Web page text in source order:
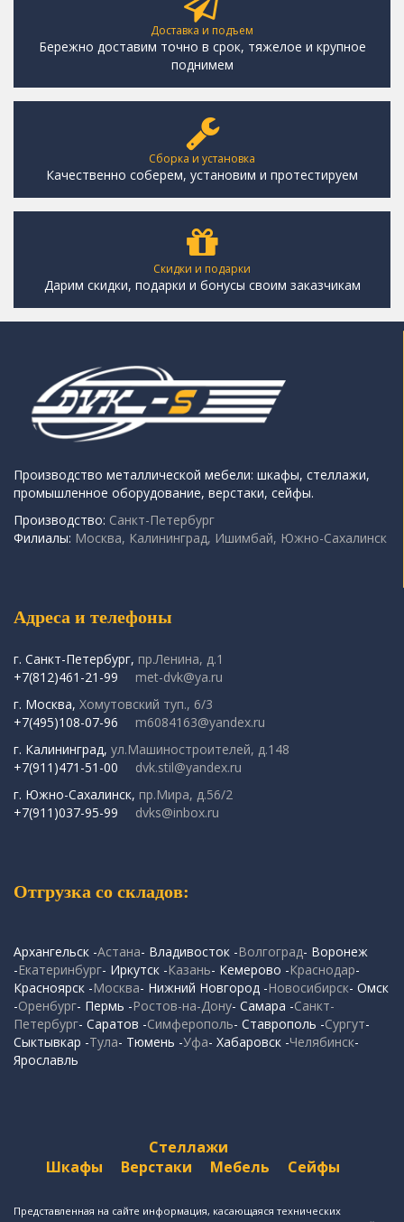
Доставка и подъем
Бережно доставим точно в срок, тяжелое и крупное
поднимем
Сборка и установка
Качественно соберем, установим и протестируем
Скидки и подарки
Дарим скидки, подарки и бонусы своим заказчикам
Производство металлической мебели: шкафы, стеллажи,
промышленное оборудование, верстаки, сейфы.
Производство: Санкт-Петербург
Филиалы: Москва, Калининград, Ишимбай, Южно-Сахалинск
Адреса и телефоны
г. Санкт-Петербург, пр.Ленина, д.1
+7(812)461-21-99
met-dvk@ya.ru
г. Москва, Хомутовский туп., 6/3
+7(495)108-07-96
m6084163@yandex.ru
г. Калининград, ул.Машиностроителей, д.148
+7(911)471-51-00
dvk.stil@yandex.ru
г. Южно-Сахалинск, пр.Мира, д.56/2
+7(911)037-95-99
dvks@inbox.ru
Отгрузка со складов:
Архангельск -Астана- Владивосток -Волгоград- Воронеж
-Екатеринбург- Иркутск -Казань- Кемерово -Краснодар-
Красноярск -Москва- Нижний Новгород -Новосибирск- Омск
-Оренбург- Пермь -Ростов-на-Дону- Самара -Санкт-
Петербург- Саратов -Симферополь- Ставрополь -Сургут-
Сыктывкар -Тула- Тюмень -Уфа- Хабаровск -Челябинск-
Ярославль
Стеллажи
Шкафы
Верстаки Мебель Сейфы
Представленная на сайте информация, касающаяся технических